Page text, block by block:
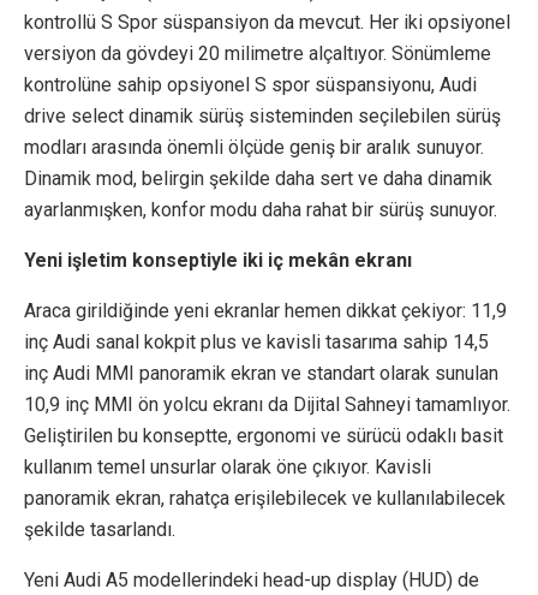
kontrollü S Spor süspansiyon da mevcut. Her iki opsiyonel
versiyon da gövdeyi 20 milimetre alçaltıyor. Sönümleme
kontrolüne sahip opsiyonel S spor süspansiyonu, Audi
drive select dinamik sürüş sisteminden seçilebilen sürüş
modları arasında önemli ölçüde geniş bir aralık sunuyor.
Dinamik mod, belirgin şekilde daha sert ve daha dinamik
ayarlanmışken, konfor modu daha rahat bir sürüş sunuyor.
Yeni işletim konseptiyle iki iç mekân ekranı
Araca girildiğinde yeni ekranlar hemen dikkat çekiyor: 11,9
inç Audi sanal kokpit plus ve kavisli tasarıma sahip 14,5
inç Audi MMI panoramik ekran ve standart olarak sunulan
10,9 inç MMI ön yolcu ekranı da Dijital Sahneyi tamamlıyor.
Geliştirilen bu konseptte, ergonomi ve sürücü odaklı basit
kullanım temel unsurlar olarak öne çıkıyor. Kavisli
panoramik ekran, rahatça erişilebilecek ve kullanılabilecek
şekilde tasarlandı.
Yeni Audi A5 modellerindeki head-up display (HUD) de